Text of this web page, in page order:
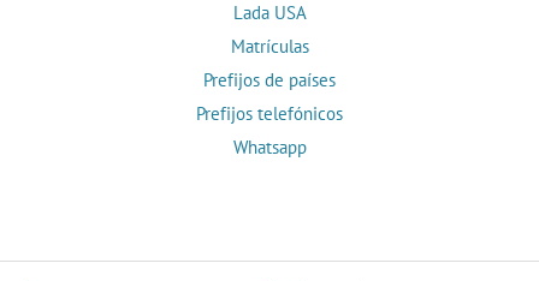
Lada USA
Matrículas
Prefijos de países
Prefijos telefónicos
Whatsapp